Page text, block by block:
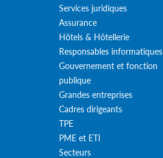
Services juridiques
Assurance
Hôtels & Hôtellerie
Responsables informatiques
Gouvernement et fonction
publique
Grandes entreprises
Cadres dirigeants
TPE
PME et ETI
Secteurs